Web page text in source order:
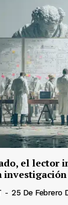
el lector
- 25 De Febrero